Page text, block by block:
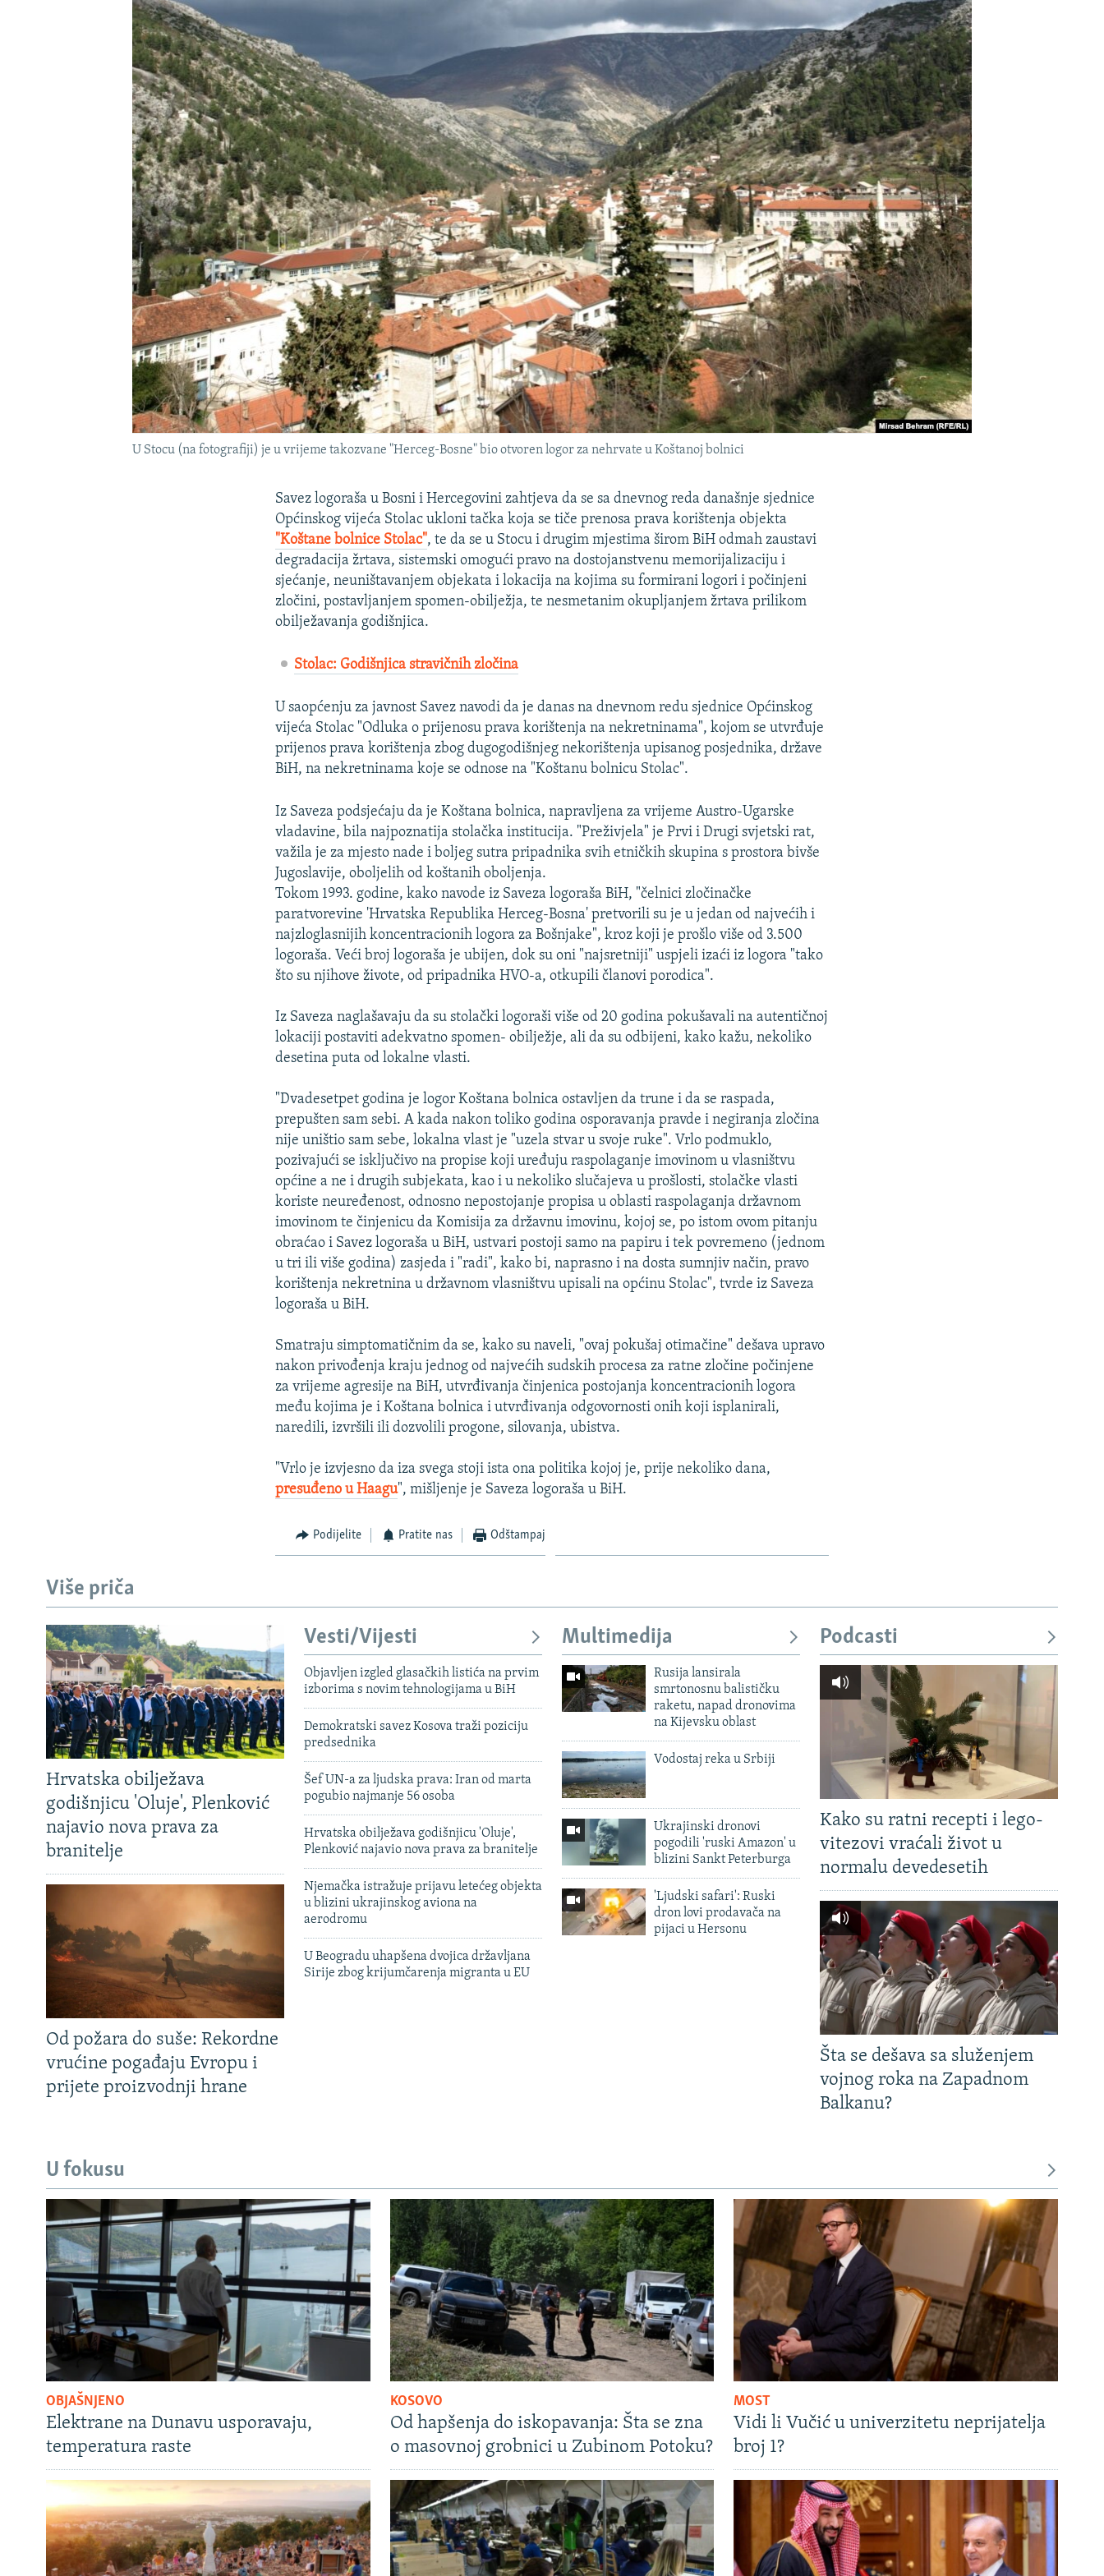
GENOCID U SREBRENICI
POPLAVE I KLIZIŠTA U BIH 2024.
TRI DECENIJE OD RATA U BIH
NASTANAK I RASPAD JUGOSLAVIJE
U Stocu (na fotografiji) je u vrijeme takozvane "Herceg-Bosne" bio otvoren logor za nehrvate u Koštanoj bolnici
Savez logoraša u Bosni i Hercegovini zahtjeva da se sa dnevnog reda današnje sjednice
Općinskog vijeća Stolac ukloni tačka koja se tiče prenosa prava korištenja objekta
"Koštane bolnice Stolac", te da se u Stocu i drugim mjestima širom BiH odmah zaustavi
degradacija žrtava, sistemski omogući pravo na dostojanstvenu memorijalizaciju i
sjećanje, neuništavanjem objekata i lokacija na kojima su formirani logori i počinjeni
zločini, postavljanjem spomen-obilježja, te nesmetanim okupljanjem žrtava prilikom
obilježavanja godišnjica.
Stolac: Godišnjica stravičnih zločina
U saopćenju za javnost Savez navodi da je danas na dnevnom redu sjednice Općinskog
vijeća Stolac "Odluka o prijenosu prava korištenja na nekretninama", kojom se utvrđuje
prijenos prava korištenja zbog dugogodišnjeg nekorištenja upisanog posjednika, države
BiH, na nekretninama koje se odnose na "Koštanu bolnicu Stolac".
Iz Saveza podsjećaju da je Koštana bolnica, napravljena za vrijeme Austro-Ugarske
vladavine, bila najpoznatija stolačka institucija. "Preživjela" je Prvi i Drugi svjetski rat,
važila je za mjesto nade i boljeg sutra pripadnika svih etničkih skupina s prostora bivše
Jugoslavije, oboljelih od koštanih oboljenja.
Tokom 1993. godine, kako navode iz Saveza logoraša BiH, "čelnici zločinačke
paratvorevine 'Hrvatska Republika Herceg-Bosna' pretvorili su je u jedan od najvećih i
najzloglasnijih koncentracionih logora za Bošnjake", kroz koji je prošlo više od 3.500
logoraša. Veći broj logoraša je ubijen, dok su oni "najsretniji" uspjeli izaći iz logora "tako
što su njihove živote, od pripadnika HVO-a, otkupili članovi porodica".
Iz Saveza naglašavaju da su stolački logoraši više od 20 godina pokušavali na autentičnoj
lokaciji postaviti adekvatno spomen- obilježje, ali da su odbijeni, kako kažu, nekoliko
desetina puta od lokalne vlasti.
"Dvadesetpet godina je logor Koštana bolnica ostavljen da trune i da se raspada,
prepušten sam sebi. A kada nakon toliko godina osporavanja pravde i negiranja zločina
nije uništio sam sebe, lokalna vlast je "uzela stvar u svoje ruke". Vrlo podmuklo,
pozivajući se isključivo na propise koji uređuju raspolaganje imovinom u vlasništvu
općine a ne i drugih subjekata, kao i u nekoliko slučajeva u prošlosti, stolačke vlasti
koriste neuređenost, odnosno nepostojanje propisa u oblasti raspolaganja državnom
imovinom te činjenicu da Komisija za državnu imovinu, kojoj se, po istom ovom pitanju
obraćao i Savez logoraša u BiH, ustvari postoji samo na papiru i tek povremeno (jednom
u tri ili više godina) zasjeda i "radi", kako bi, naprasno i na dosta sumnjiv način, pravo
korištenja nekretnina u državnom vlasništvu upisali na općinu Stolac", tvrde iz Saveza
logoraša u BiH.
Smatraju simptomatičnim da se, kako su naveli, "ovaj pokušaj otimačine" dešava upravo
nakon privođenja kraju jednog od najvećih sudskih procesa za ratne zločine počinjene
za vrijeme agresije na BiH, utvrđivanja činjenica postojanja koncentracionih logora
među kojima je i Koštana bolnica i utvrđivanja odgovornosti onih koji isplanirali,
naredili, izvršili ili dozvolili progone, silovanja, ubistva.
"Vrlo je izvjesno da iza svega stoji ista ona politika kojoj je, prije nekoliko dana,
presuđeno u Haagu", mišljenje je Saveza logoraša u BiH.
Podijelite Pratite nas Odštampaj
Više priča
Hrvatska obilježava
godišnjicu 'Oluje', Plenković
najavio nova prava za
branitelje
Od požara do suše: Rekordne
vrućine pogađaju Evropu i
prijete proizvodnji hrane
Vesti/Vijesti
Objavljen izgled glasačkih listića na prvim
izborima s novim tehnologijama u BiH
Demokratski savez Kosova traži poziciju
predsednika
Šef UN-a za ljudska prava: Iran od marta
pogubio najmanje 56 osoba
Hrvatska obilježava godišnjicu 'Oluje',
Plenković najavio nova prava za branitelje
Njemačka istražuje prijavu letećeg objekta
u blizini ukrajinskog aviona na
aerodromu
U Beogradu uhapšena dvojica državljana
Sirije zbog krijumčarenja migranta u EU
Multimedija
Rusija lansirala
smrtonosnu balističku
raketu, napad dronovima
na Kijevsku oblast
Vodostaj reka u Srbiji
Ukrajinski dronovi
pogodili 'ruski Amazon' u
blizini Sankt Peterburga
'Ljudski safari': Ruski
dron lovi prodavača na
pijaci u Hersonu
Podcasti
Kako su ratni recepti i lego-
vitezovi vraćali život u
normalu devedesetih
Šta se dešava sa služenjem
vojnog roka na Zapadnom
Balkanu?
U fokusu
OBJAŠNJENO
Elektrane na Dunavu usporavaju,
temperatura raste
KOSOVO
Od hapšenja do iskopavanja: Šta se zna
o masovnoj grobnici u Zubinom Potoku?
MOST
Vidi li Vučić u univerzitetu neprijatelja
broj 1?